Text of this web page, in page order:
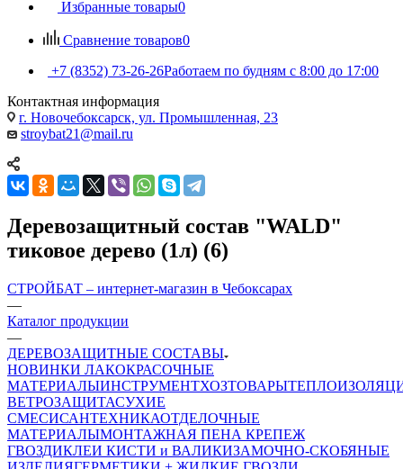
Избранные товары0
Сравнение товаров0
+7 (8352) 73-26-26Работаем по будням с 8:00 до 17:00
Контактная информация
г. Новочебоксарск, ул. Промышленная, 23
stroybat21@mail.ru
Деревозащитный состав "WALD"
тиковое дерево (1л) (6)
СТРОЙБАТ – интернет-магазин в Чебоксарах
—
Каталог продукции
—
ДЕРЕВОЗАЩИТНЫЕ СОСТАВЫ
НОВИНКИ ЛАКОКРАСОЧНЫЕ
МАТЕРИАЛЫИНСТРУМЕНТХОЗТОВАРЫ
ВЕТРОЗАЩИТАСУХИЕ
СМЕСИСАНТЕХНИКАОТДЕЛОЧНЫЕ
МАТЕРИАЛЫМОНТАЖНАЯ ПЕНА КРЕПЕЖ
ГВОЗДИКЛЕИ КИСТИ и ВАЛИКИЗАМОЧНО-СКОБЯНЫЕ